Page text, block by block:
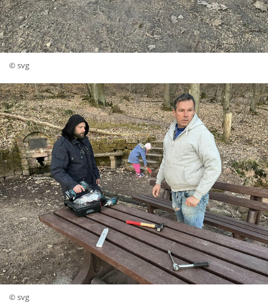
© svg
© svg